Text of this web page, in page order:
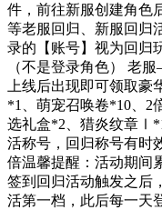
件，前往新服创建角色
等老服回归、新服回归
录的【账号】视为回归
（不是登录角色） 老
上线后出现即可领取
*1、萌宠召唤卷*10、2
选礼盒*2、猎炎纹章
活称号，回归称号有时
倍温馨提醒：活动期间
签到回归活动触发之后
活第一档，此后每一天